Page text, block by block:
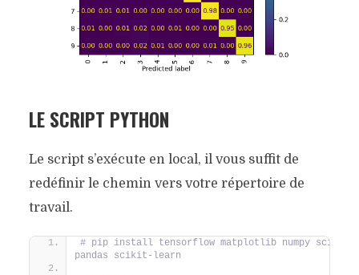
LE SCRIPT PYTHON
Le script s’exécute en local, il vous suffit de
redéfinir le chemin vers votre répertoire de
travail.
# pip install tensorflow matplotlib numpy scipy
pandas scikit-learn